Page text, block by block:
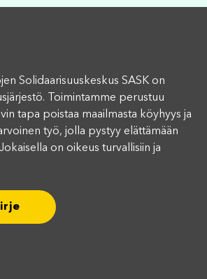
Solidaarisuuskeskus SASK on
Toimintamme perustuu
tapa poistaa maailmasta köyhyys ja
työ, jolla pystyy elättämään
on oikeus turvallisiin ja